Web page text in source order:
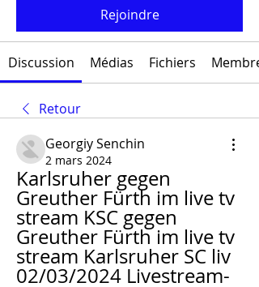
Rejoindre
Discussion Médias Fichiers
Retour
Georgiy Senchin
2 mars 2024
Karlsruher gegen
Greuther Fürth im live tv
stream KSC gegen
Greuther Fürth im live tv
stream Karlsruher SC liv
02/03/2024 Livestream-